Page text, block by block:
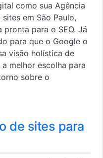
como sua Agência
em São Paulo,
para o SEO. Já
para que o Google o
visão holística de
melhor escolha para
sobre o
de sites para